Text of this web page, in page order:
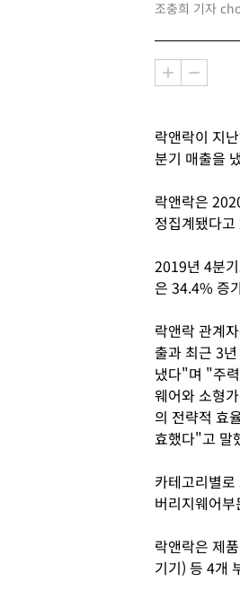
조충희 기자
락앤락이 지
분기 매출을
락앤락은
정집계됐다
2019년 4분
은 34.4% 증
락앤락 관계
출과 최근 3
냈다"며 "주
웨어와 소형
의 전략적 효
효했다"고 말
카테고리별
버리지웨어
락앤락은 제
기기) 등 4개